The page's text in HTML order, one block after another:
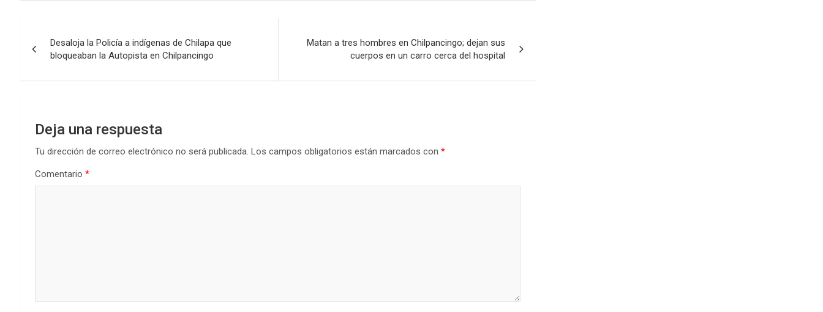
de
entradas
Desaloja la Policía a indígenas de Chilapa que
bloqueaban la Autopista en Chilpancingo
Matan a tres hombres en Chilpancingo; dejan sus
cuerpos en un carro cerca del hospital
Deja una respuesta
Tu dirección de correo electrónico no será publicada. Los campos obligatorios están marcados con *
Comentario *